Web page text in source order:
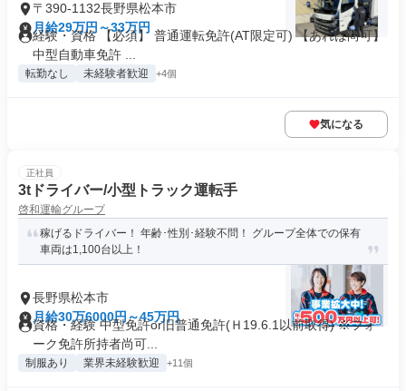
〒390-1132長野県松本市
月給29万円～33万円
経験・資格 【必須】 普通運転免許(AT限定可) 【あれば尚可】
中型自動車免許 ...
転勤なし 未経験者歓迎 +4個
気になる
正社員
3tドライバー/小型トラック運転手
啓和運輸グループ
稼げるドライバー！ 年齢･性別･経験不問！ グループ全体での保有
車両は1,100台以上！
長野県松本市
月給30万6000円～45万円
資格・経験 中型免許or旧普通免許(Ｈ19.6.1以前取得) ※フォ
ーク免許所持者尚可...
制服あり 業界未経験歓迎 +11個